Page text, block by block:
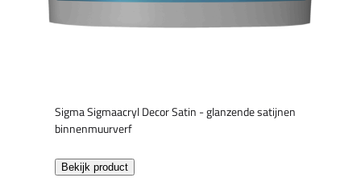
Sigma Sigmaacryl Decor Satin - glanzende satijnen
binnenmuurverf
Bekijk product